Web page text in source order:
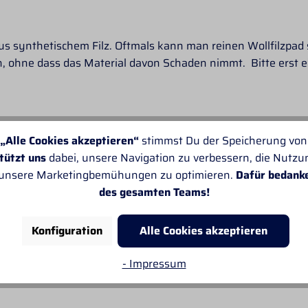
synthetischem Filz. Oftmals kann man reinen
ohne dass das Material davon Schaden nimmt. Bitte erst
leider ändert sich das schnell. Das Fleece kann je nach
geeignetem Waschmittel waschen.
30 Grad in die Waschmaschine, danach das Pad in Form
ist auch ok (nur wenige Minuten bei niedriger
Zustand regelmäßig bürsten (z. B. mit einer
„Alle Cookies akzeptieren“stimmst Du der Speicherung
unsdabei, unsere Navigation zu verbessern, die
Marketingbemühungen zu optimieren. Dafür
des gesamten Teams!
Konfiguration
Alle Cookies akzeptieren
- Impressum